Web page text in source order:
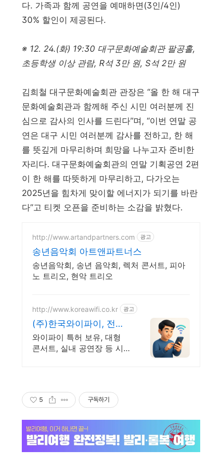
다. 가족과 함께 공연을 예매하면(3인/4인)
30% 할인이 제공된다.
※ 12. 24.(화) 19:30 대구문화예술회관 팔공홀,
초등학생 이상 관람, R석 3만 원, S석 2만 원
김희철 대구문화예술회관 관장은 “올 한 해 대구
문화예술회관과 함께해 주신 시민 여러분께 진
심으로 감사의 인사를 드린다”며, “이번 연말 공
연은 대구 시민 여러분께 감사를 전하고, 한 해
를 뜻깊게 마무리하며 희망을 나누고자 준비한
자리다. 대구문화예술회관의 연말 기획공연 2편
이 한 해를 따뜻하게 마무리하고, 다가오는
2025년을 힘차게 맞이할 에너지가 되기를 바란
다”고 티켓 오픈을 준비하는 소감을 밝혔다.
http://www.artandpartners.com 광고
송년음악회 아트앤파트너스
송년음악회, 송년 음악회, 렉처 콘서트, 피아
노 트리오, 현악 트리오
http://www.koreawifi.co.kr 광고
(주)한국와이파이, 전문
업체 설계및구축
와이파이 특허 보유, 대형
콘서트, 실내 공연장 등 시
을 가진 전문성있는 기업
5 구독하기